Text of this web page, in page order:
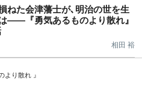
ねた会津藩士が､明治の世を生
――『勇気あるものより散れ』
相田 裕
より散れ 』